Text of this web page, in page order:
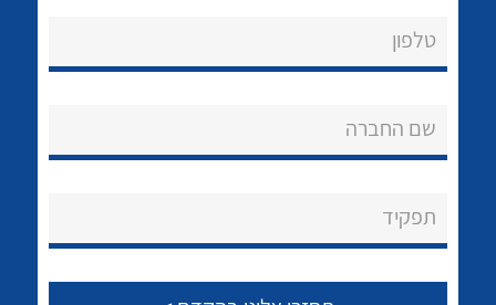
לכל מוצרי היצרן לכל מוצרי היצרן
לכל מוצרי היצרן לכל מוצרי היצרן
טלפון
שם החברה
תפקיד